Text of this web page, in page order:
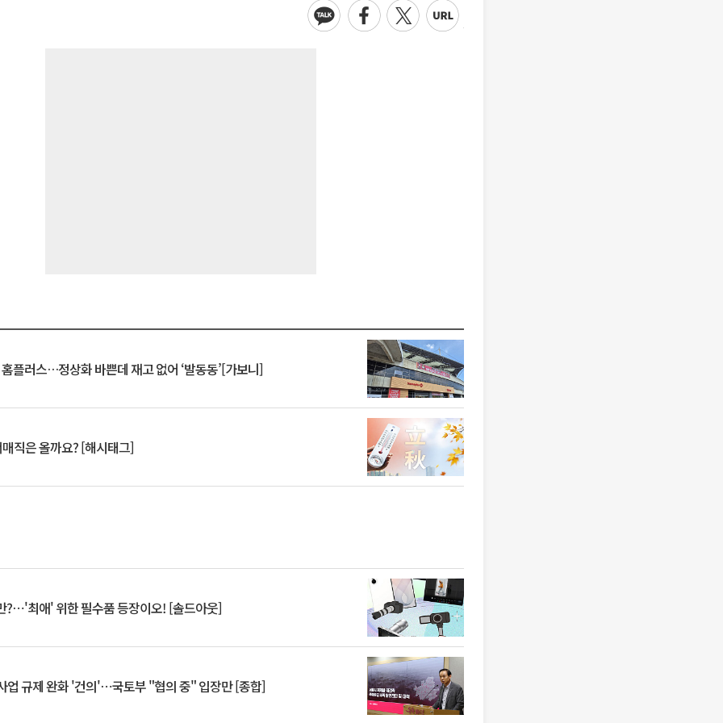
플러스…정상화 바쁜데 재고 없어 ‘발동동’[가보니]
직은 올까요? [해시태그]
?⋯'최애' 위한 필수품 등장이오! [솔드아웃]
업 규제 완화 '건의'⋯국토부 "협의 중" 입장만 [종합]